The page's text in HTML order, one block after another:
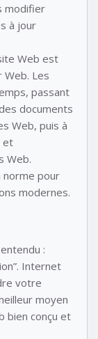
modifier
à jour
Web est
Web. Les
passant
documents
Web, puis à
et
Web.
norme pour
modernes.
:
Internet
votre
moyen
bien conçu et